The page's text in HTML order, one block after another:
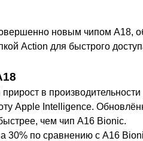
новым чипом
Action для быстрого
в
Apple Intelligence.
чем чип A16 Bionic.
30% по сравнению с A16